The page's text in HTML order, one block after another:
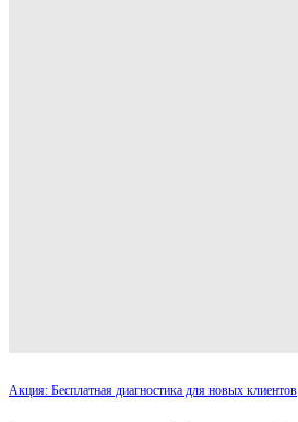
Акция: Бесплатная диагностика для новых клиентов